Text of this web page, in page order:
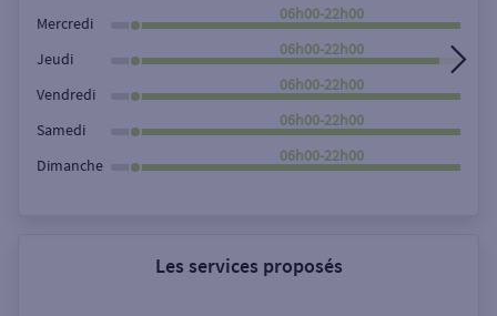
Mercredi
06h00-22h00
Jeudi
06h00-22h00
Vendredi
06h00-22h00
Samedi
06h00-22h00
Dimanche
06h00-22h00
Les services proposés